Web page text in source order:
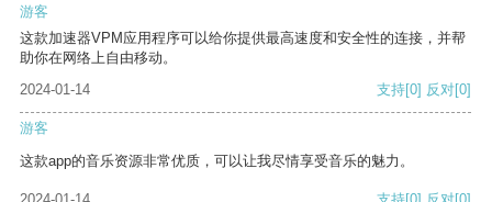
游客
这款加速器VPM应用程序可以给你提供最高速度和安全性的连接，并帮
助你在网络上自由移动。
2024-01-14
支持[0] 反对[0]
游客
这款app的音乐资源非常优质，可以让我尽情享受音乐的魅力。